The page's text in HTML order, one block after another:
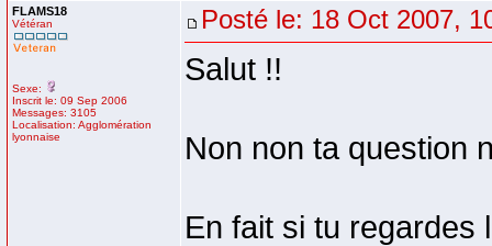
FLAMS18
Vétéran
Sexe:
Inscrit le: 09 Sep 2006
Messages: 3105
Localisation: Agglomération
lyonnaise
Posté le: 18 Oct 2007,
Salut !!
Non non ta question
En fait si tu regardes